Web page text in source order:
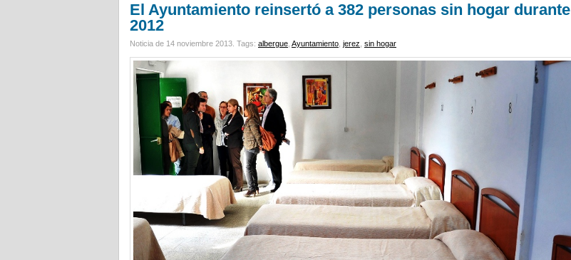
El Ayuntamiento reinsertó a 382 personas sin hogar durante
2012
Noticia de 14 noviembre 2013. Tags: albergue Ayuntamiento jerez sin hogar